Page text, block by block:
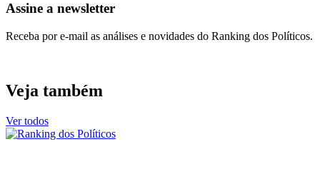
Assine a newsletter
Receba por e-mail as análises e novidades do Ranking dos Políticos.
Veja também
Ver todos